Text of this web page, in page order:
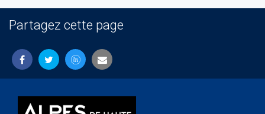
Partagez cette page